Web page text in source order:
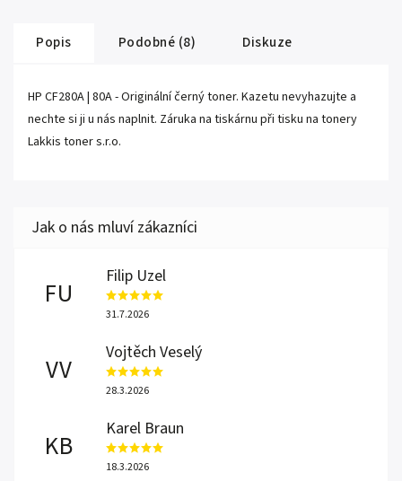
Popis Podobné (8) Diskuze
HP CF280A | 80A - Originální černý toner. Kazetu nevyhazujte a
nechte si ji u nás naplnit. Záruka na tiskárnu při tisku na tonery
Lakkis toner s.r.o.
FU
Filip Uzel
31.7.2026
VV
Vojtěch Veselý
28.3.2026
KB
Karel Braun
18.3.2026